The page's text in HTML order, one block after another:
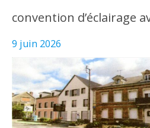
convention d’éclairage
9 juin 2026